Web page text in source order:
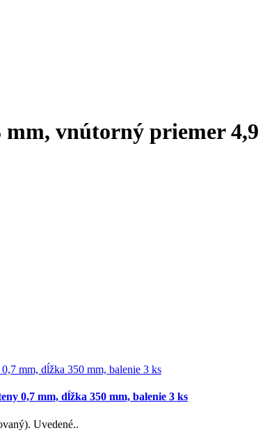
vnútorný priemer
0,7 mm, dĺžka 350 mm, balenie 3 ks
Uvedené..